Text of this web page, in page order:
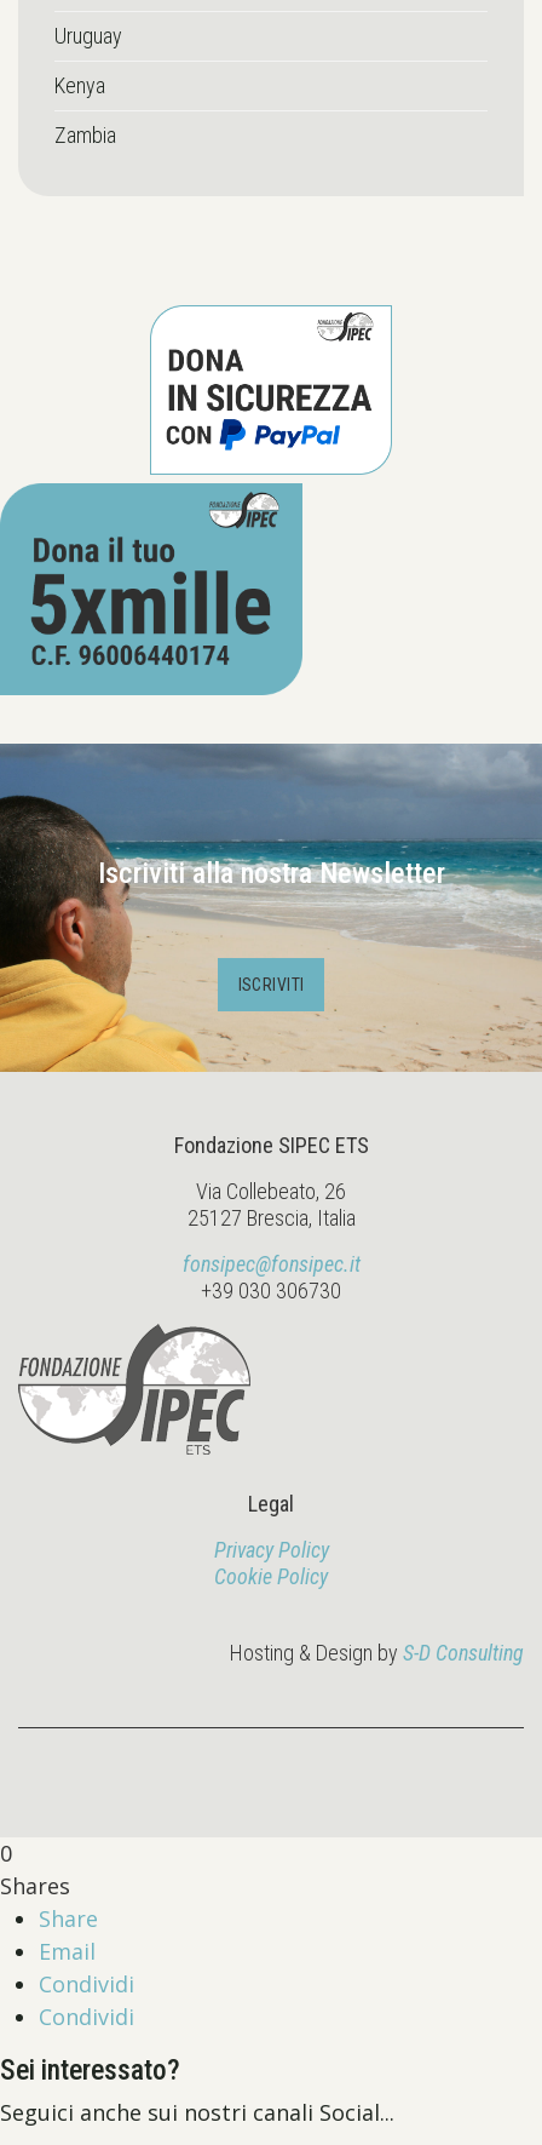
Uruguay
Kenya
Zambia
Iscriviti alla nostra Newsletter
ISCRIVITI
Fondazione SIPEC ETS
Via Collebeato, 26
25127 Brescia, Italia
fonsipec@fonsipec.it
+39 030 306730
Legal
Privacy Policy
Cookie Policy
Hosting & Design by S-D Consulting
0
Shares
Share
Email
Condividi
Condividi
Sei interessato?
Seguici anche sui nostri canali Social...